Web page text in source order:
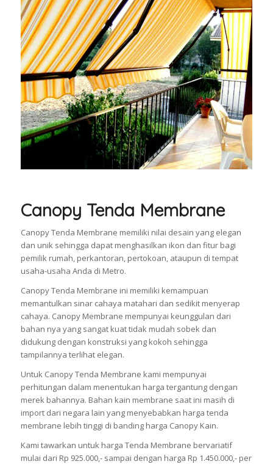
Canopy Tenda Membrane
Canopy Tenda Membrane memiliki nilai desain yang elegan
dan unik sehingga dapat menghasilkan ikon dan fitur bagi
pemilik rumah, perkantoran, pertokoan, ataupun di tempat
usaha-usaha Anda di Metro.
Canopy Tenda Membrane ini memiliki kemampuan
memantulkan sinar cahaya matahari dan sedikit menyerap
cahaya. Canopy Membrane mempunyai keunggulan dari
bahan nya yang sangat kuat tidak mudah sobek dan
didukung dengan konstruksi yang kokoh sehingga
tampilannya terlihat elegan.
Untuk Canopy Tenda Membrane kami mempunyai
perhitungan dalam menentukan harga tergantung dengan
merek bahannya. Bahan kain membrane saat ini masih di
import dari negara lain yang menyebabkan harga tenda
membrane lebih tinggi di banding harga Canopy Kain.
Kami tawarkan untuk harga Tenda Membrane bervariatif
mulai dari Rp 925.000,- sampai dengan harga Rp 1.450.000,- per